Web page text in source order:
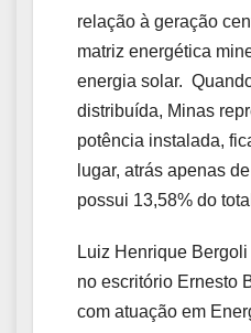
relação à geração
matriz energética
energia solar.
distribuída, Minas
potência instalada,
lugar, atrás apenas
possui 13,58% do
Luiz Henrique
no escritório Ernesto
com atuação em